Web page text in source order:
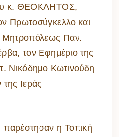
κ. ΘΕΟΚΛΗΤΟΣ,
Πρωτοσύγκελλο και
Μητροπόλεως Παν.
τον Εφημέριο της
Νικόδημο Κωτινούδη
Ιεράς
παρέστησαν η Τοπική